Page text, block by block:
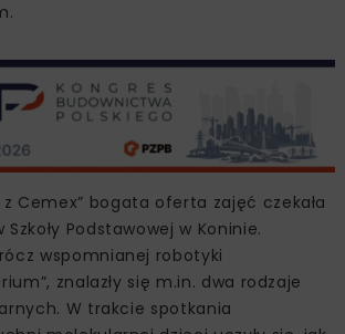
Cemex” bogata oferta zajęć czekała
Podstawowej w Koninie.
wspomnianej robotyki
znalazły się m.in. dwa rodzaje
W trakcie spotkania